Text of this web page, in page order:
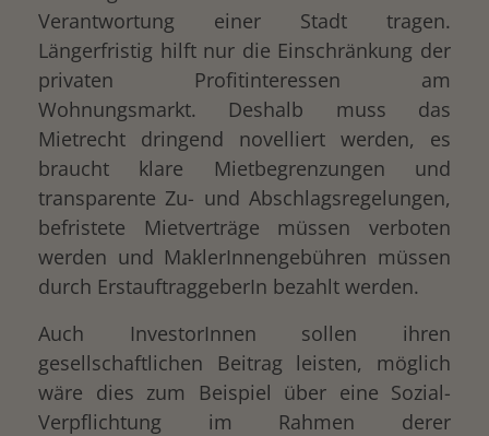
Verantwortung einer Stadt tragen.
Längerfristig hilft nur die Einschränkung der
privaten Profitinteressen am
Wohnungsmarkt. Deshalb muss das
Mietrecht dringend novelliert werden, es
braucht klare Mietbegrenzungen und
transparente Zu- und Abschlagsregelungen,
befristete Mietverträge müssen verboten
werden und MaklerInnengebühren müssen
durch ErstauftraggeberIn bezahlt werden.
Auch InvestorInnen sollen ihren
gesellschaftlichen Beitrag leisten, möglich
wäre dies zum Beispiel über eine Sozial-
Verpflichtung im Rahmen derer